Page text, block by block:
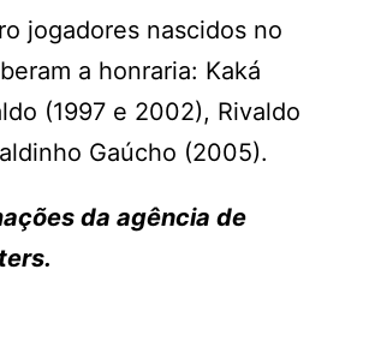
jogadores nascidos no
a honraria: Kaká
(1997 e 2002), Rivaldo
Gaúcho (2005).
da agência de